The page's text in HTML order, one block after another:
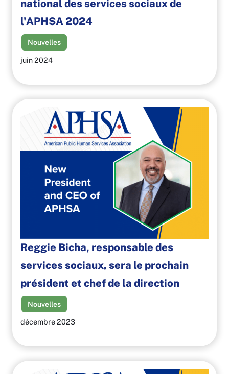
national des services sociaux de
l'APHSA 2024
Nouvelles
juin 2024
Reggie Bicha, responsable des
services sociaux, sera le prochain
président et chef de la direction
Nouvelles
décembre 2023